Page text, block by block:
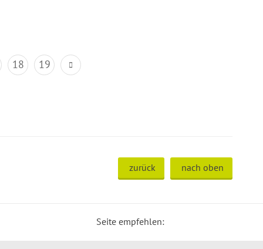
18 19
zurück nach oben
Seite empfehlen: